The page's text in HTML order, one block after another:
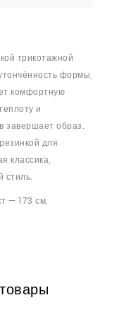
трикотажной
формы,
комфортную
и
завершает образ.
для
классика,
стиль.
— 173 см.